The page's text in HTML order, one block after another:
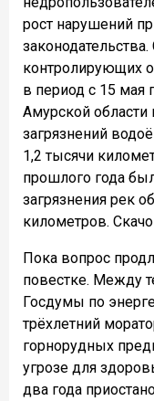
рост нарушений
контролирующих
в период с 15 мая
Амурской
загрязнений
1,2 тысячи
прошлого года
загрязнения рек
километров.
Пока вопрос
повестке. Между
Госдумы по
трёхлетний
горнорудных
угрозе для
два года